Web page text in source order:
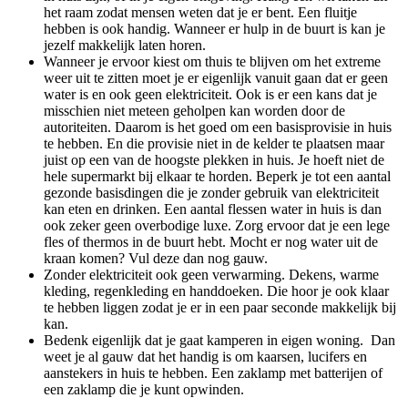
het raam zodat mensen weten dat je er bent. Een fluitje
hebben is ook handig. Wanneer er hulp in de buurt is kan je
jezelf makkelijk laten horen.
Wanneer je ervoor kiest om thuis te blijven om het extreme
weer uit te zitten moet je er eigenlijk vanuit gaan dat er geen
water is en ook geen elektriciteit. Ook is er een kans dat je
misschien niet meteen geholpen kan worden door de
autoriteiten. Daarom is het goed om een basisprovisie in huis
te hebben. En die provisie niet in de kelder te plaatsen maar
juist op een van de hoogste plekken in huis. Je hoeft niet de
hele supermarkt bij elkaar te horden. Beperk je tot een aantal
gezonde basisdingen die je zonder gebruik van elektriciteit
kan eten en drinken. Een aantal flessen water in huis is dan
ook zeker geen overbodige luxe. Zorg ervoor dat je een lege
fles of thermos in de buurt hebt. Mocht er nog water uit de
kraan komen? Vul deze dan nog gauw.
Zonder elektriciteit ook geen verwarming. Dekens, warme
kleding, regenkleding en handdoeken. Die hoor je ook klaar
te hebben liggen zodat je er in een paar seconde makkelijk bij
kan.
Bedenk eigenlijk dat je gaat kamperen in eigen woning. Dan
weet je al gauw dat het handig is om kaarsen, lucifers en
aanstekers in huis te hebben. Een zaklamp met batterijen of
een zaklamp die je kunt opwinden.